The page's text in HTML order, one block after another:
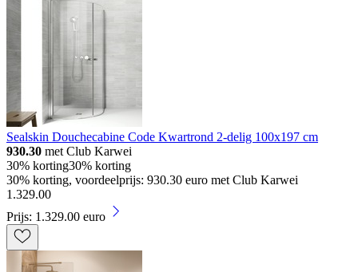
Sealskin Douchecabine Code Kwartrond 2-delig 100x197 cm
930.30 met Club Karwei
30% korting30% korting
30% korting, voordeelprijs: 930.30 euro met Club Karwei
1 .329.00
Prijs: 1.329.00 euro